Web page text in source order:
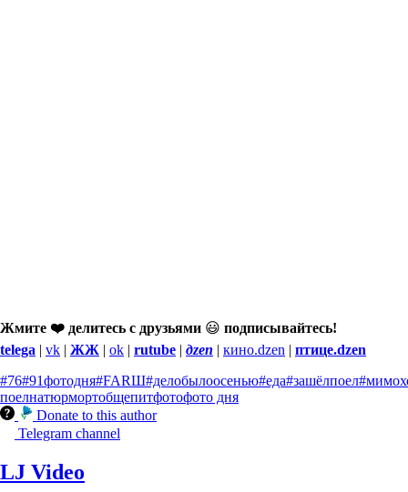
Жмите ❤️ делитесь с друзьями 😃 подписывайтесь!
telega | vk | ЖЖ | ok | rutube | дzen | кино.dzen | птице.dzen
#76#91фотодня#FARШ#делобылоосенью#еда#зашёлпоел
поелнатюрмортобщепитфотофото дня
Donate to this author
Telegram channel
LJ Video